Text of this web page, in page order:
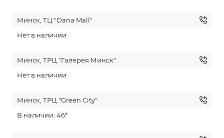
Минск, ТЦ "Dana Mall"
Нет в наличии
Минск, ТРЦ "Галерея Минск"
Нет в наличии
Минск, ТРЦ "Green City"
В наличии: 46*